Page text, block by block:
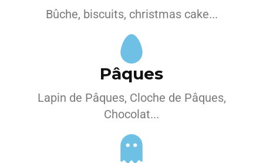
Bûche, biscuits, christmas cake...
Pâques
Lapin de Pâques, Cloche de Pâques,
Chocolat...